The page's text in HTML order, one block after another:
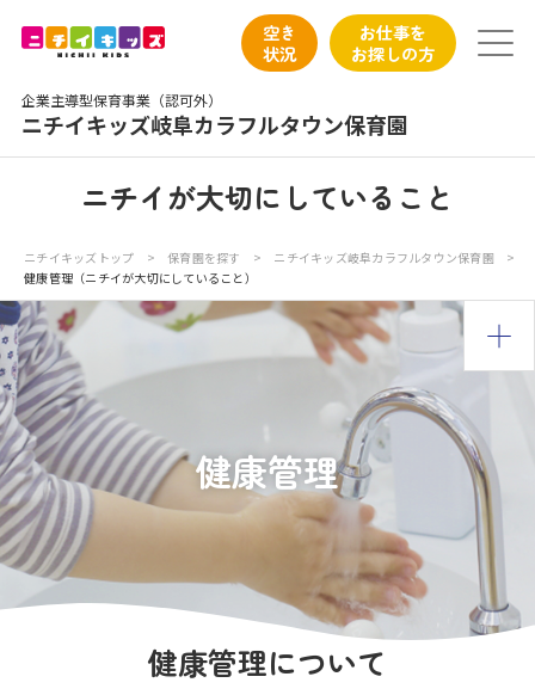
企業主導型保育事業（認可外）
ニチイキッズ岐阜カラフルタウン保育園
空き
状況
お仕事を
お探しの方
ニチイが大切にしていること
お食事
保育園見学
入園の概要
子育てひろばのご紹介
写真販売サービス
お仕事をお探しの方
ニチイが大切にしていること
ニチイキッズトップ > 保育園を探す > ニチイキッズ岐阜カラフルタウン保育園
>
健康管理（ニチイが大切にしていること）
健康管理
健康管理について